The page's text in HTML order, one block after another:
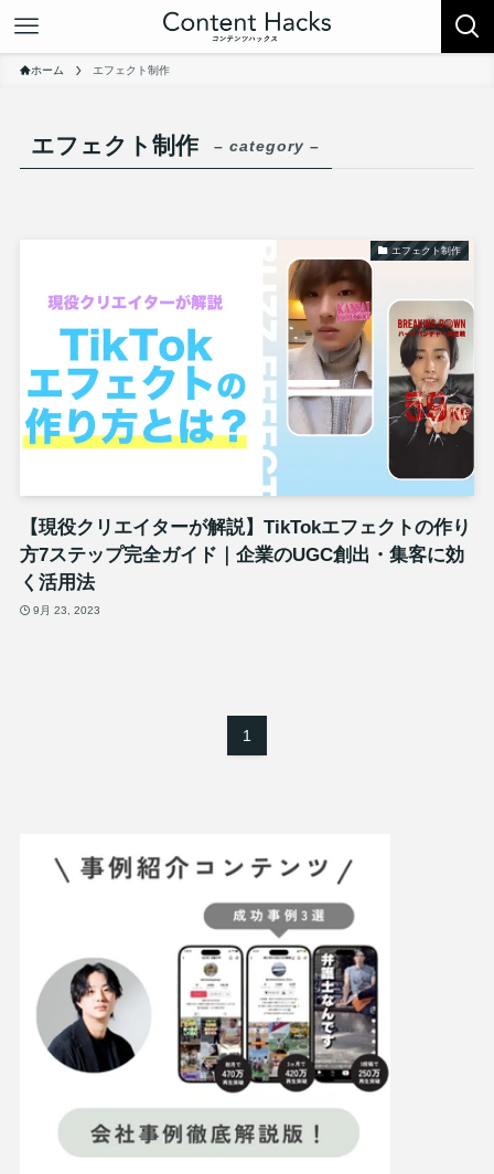
ホーム エフェクト制作
エフェクト制作 – category –
エフェクト制作
【現役クリエイターが解説】TikTokエフェクトの作り
方7ステップ完全ガイド｜企業のUGC創出・集客に効
く活用法
9月 23, 2023
1